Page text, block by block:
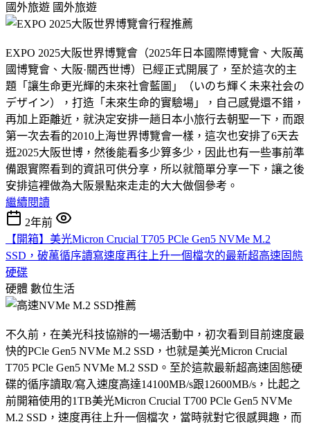
國外旅遊 國外旅遊
EXPO 2025大阪世界博覽會（2025年日本國際博覽會、大阪萬
國博覽會、大阪·關西世博）已經正式開展了，至於這次的主
題「讓生命更光輝的未來社會藍圖」（いのち輝く未来社会の
デザイン），打造「未來生命的實驗場」，自己感覺還不錯，
再加上距離近，就決定安排一趟日本小旅行去朝聖一下，而跟
第一次去看的2010上海世界博覽會一樣，這次也安排了6天去
逛2025大阪世博，然後能看多少算多少，因此也有一些事前準
備跟實際看到的資訊可供分享，所以就簡單分享一下，讓之後
安排這裡做為大阪景點來走走的大大做個參考。
繼續閱讀
2年前
【開箱】美光Micron Crucial T705 PCle Gen5 NVMe M.2
SSD，破萬循序讀寫速度再往上升一個檔次的最新超高速固態
硬碟
硬體 數位生活
不久前，在美光科技協辦的一場活動中，初次看到目前速度最
快的PCle Gen5 NVMe M.2 SSD，也就是美光Micron Crucial
T705 PCle Gen5 NVMe M.2 SSD。至於這款最新超高速固態硬
碟的循序讀取/寫入速度高達14100MB/s跟12600MB/s，比起之
前開箱使用的1TB美光Micron Crucial T700 PCle Gen5 NVMe
M.2 SSD，速度再往上升一個檔次，當時就對它很感興趣，而